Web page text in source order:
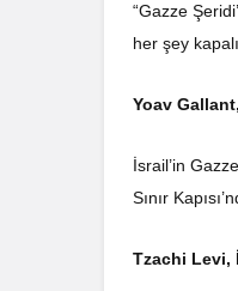
“Gazze
her şey
Yoav
İsrail’in
Sınır
Tzachi Levi,